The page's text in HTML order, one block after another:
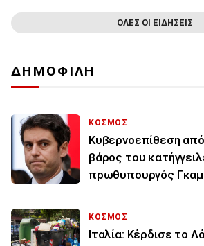
ΟΛΕΣ ΟΙ ΕΙΔΗΣΕΙΣ
ΔΗΜΟΦΙΛΗ
ΚΟΣΜΟΣ
Κυβερνοεπίθεση
βάρος του
πρωθυπουργός
ΚΟΣΜΟΣ
Ιταλία: Κέρδισε το